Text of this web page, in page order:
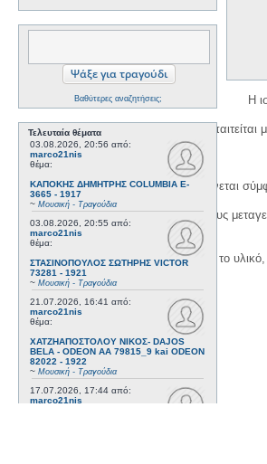
Βαθύτερες αναζητήσεις;
Τελευταία θέματα
03.08.2026, 20:56 από:
marco21nis
θέμα:
ΚΑΠΟΚΗΣ ΔΗΜΗΤΡΗΣ COLUMBIA E-
3665 - 1917
~ Μουσική - Τραγούδια
03.08.2026, 20:55 από:
marco21nis
θέμα:
ΣΤΑΣΙΝΟΠΟΥΛΟΣ ΣΩΤΗΡΗΣ VICTOR
73281 - 1921
~ Μουσική - Τραγούδια
21.07.2026, 16:41 από:
marco21nis
θέμα:
ΧΑΤΖΗΑΠΟΣΤΟΛΟΥ ΝΙΚΟΣ- DAJOS
BELA - ODEON AA 79815_9 kai ODEON
82022 - 1922
~ Μουσική - Τραγούδια
17.07.2026, 17:44 από:
marco21nis
Η
Η δημιουργία λογαριασμού
Η χρήση του υλικού της σελίδας γίνεται
1. Να αναφέρετε τον αρχικό και τους
3. Αν διασκευάσετε με κάθε τρόπο το